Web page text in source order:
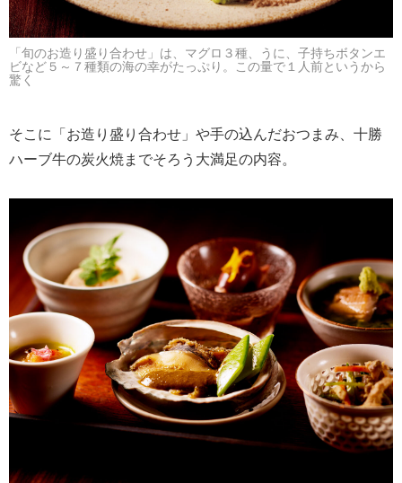
「旬のお造り盛り合わせ」は、マグロ３種、うに、子持ちボタンエ
ビなど５～７種類の海の幸がたっぷり。この量で１人前というから
驚く
そこに「お造り盛り合わせ」や手の込んだおつまみ、十勝
ハーブ牛の炭火焼までそろう大満足の内容。